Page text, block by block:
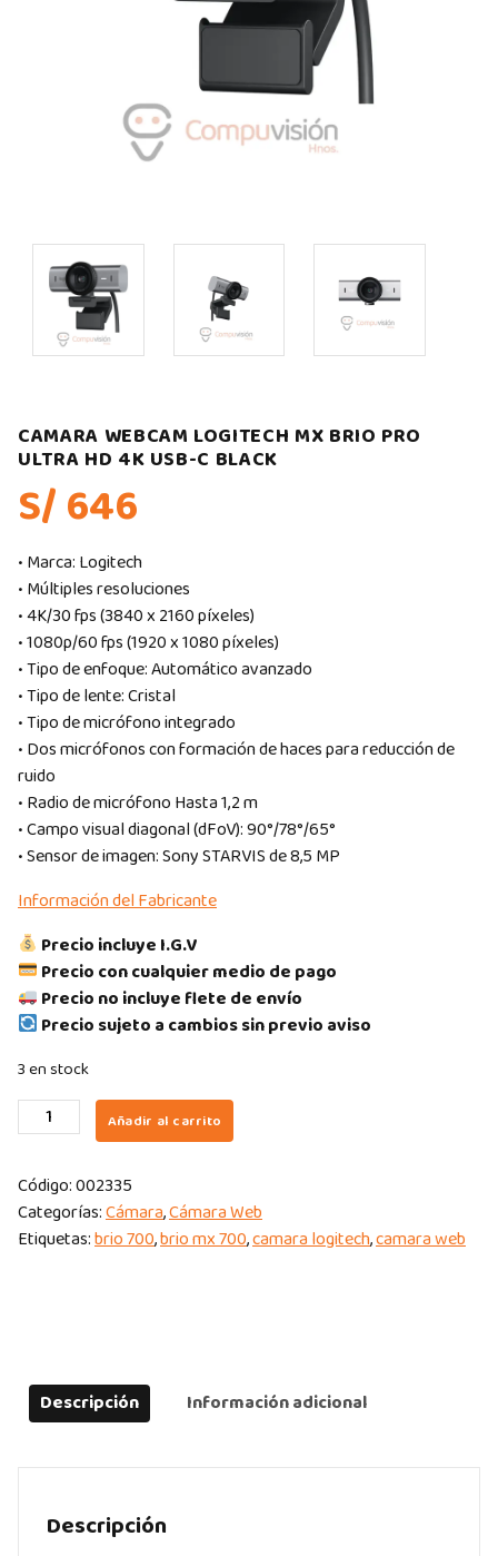
CAMARA WEBCAM LOGITECH MX BRIO PRO
ULTRA HD 4K USB-C BLACK
S/ 646
• Marca: Logitech
• Múltiples resoluciones
• 4K/30 fps (3840 x 2160 píxeles)
• 1080p/60 fps (1920 x 1080 píxeles)
• Tipo de enfoque: Automático avanzado
• Tipo de lente: Cristal
• Tipo de micrófono integrado
• Dos micrófonos con formación de haces para reducción de
ruido
• Radio de micrófono Hasta 1,2 m
• Campo visual diagonal (dFoV): 90°/78°/65°
• Sensor de imagen: Sony STARVIS de 8,5 MP
Información del Fabricante
Precio incluye I.G.V
Precio con cualquier medio de pago
Precio no incluye flete de envío
Precio sujeto a cambios sin previo aviso
3 en stock
CAMARA
WEBCAM
MX
BRIO
PRO
BLACK
quantity
Añadir al carrito
Código:002335
Categorías:Cámara,Cámara Web
Etiquetas:brio 700,brio mx 700,camara logitech,camara web
Descripción Información adicional
Descripción